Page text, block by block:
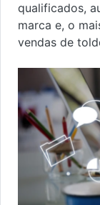
qualificados,
marca e, o
vendas de